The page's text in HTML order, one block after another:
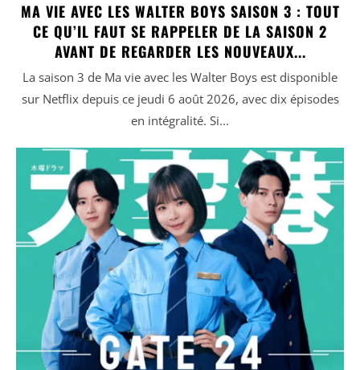
MA VIE AVEC LES WALTER BOYS SAISON 3 : TOUT
CE QU’IL FAUT SE RAPPELER DE LA SAISON 2
AVANT DE REGARDER LES NOUVEAUX...
La saison 3 de Ma vie avec les Walter Boys est disponible
sur Netflix depuis ce jeudi 6 août 2026, avec dix épisodes
en intégralité. Si...